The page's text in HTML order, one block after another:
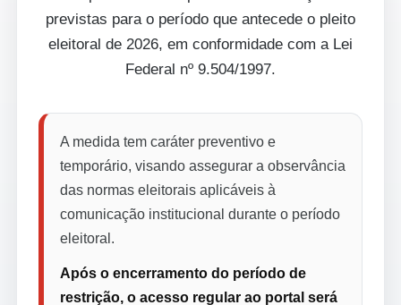
previstas para o período que antecede o pleito
eleitoral de 2026, em conformidade com a Lei
Federal nº 9.504/1997.
A medida tem caráter preventivo e
temporário, visando assegurar a observância
das normas eleitorais aplicáveis à
comunicação institucional durante o período
eleitoral.
Após o encerramento do período de
restrição, o acesso regular ao portal será